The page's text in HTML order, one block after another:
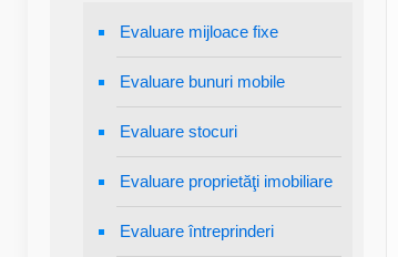
Evaluare mijloace fixe
Evaluare bunuri mobile
Evaluare stocuri
Evaluare proprietăţi imobiliare
Evaluare întreprinderi